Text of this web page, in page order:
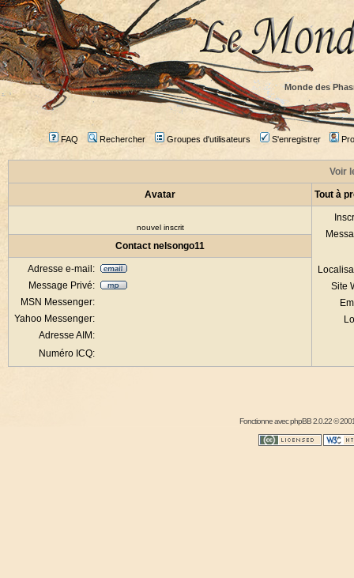
Monde des
FAQ Rechercher Groupes d'utilisateurs S'enregistrer
Voir
Avatar Tout à
nouvel inscrit
Site
Contact nelsongo11
Adresse e-mail:
Message Privé:
MSN Messenger:
Yahoo Messenger:
Adresse AIM:
Numéro ICQ:
Fonctionne avecphpBB2.0.22 ©